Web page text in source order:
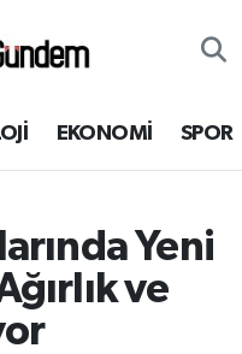
EKONOMİ SPOR
Yeni
ve
Fikstür